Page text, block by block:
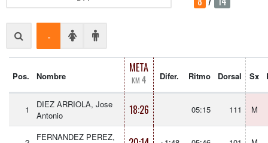
-
Pos. Nombre
META
KM 4 Difer. Ritmo Dorsal Sx
1
DIEZ ARRIOLA, Jose
Antonio
18:26 05:15 111 M
FERNANDEZ PEREZ,